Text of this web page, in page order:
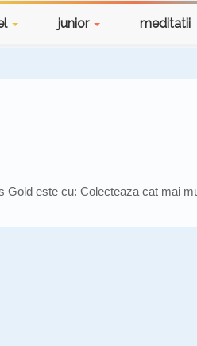
junior meditatii
Gold este cu: Colecteaza cat mai